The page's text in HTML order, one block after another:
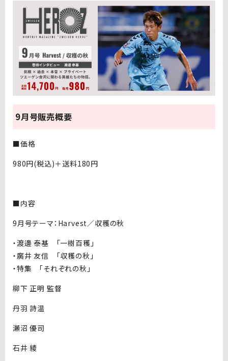
9月号販売概要
■価格
980円(税込)＋送料180円
■内容
9月号テーマ：Harvest／収穫の秋
・渡邊 泰基 「一樹百穫」
・廣井 友信 「収穫の秋」
・特集 「それぞれの秋」
柳下 正明 監督
丹羽 詩温
瀬沼 優司
石井 綾